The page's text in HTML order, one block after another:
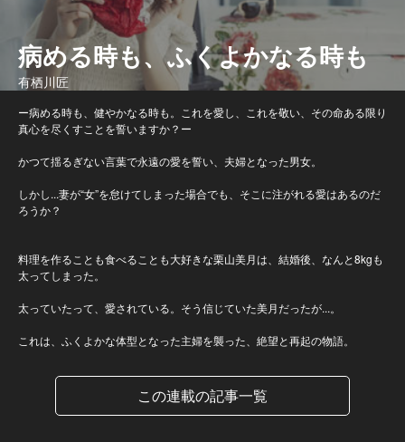
病める時も、ふくよかなる時も
有栖川匠
ー病める時も、健やかなる時も。これを愛し、これを敬い、その命ある限り
真心を尽くすことを誓いますか？ー
かつて揺るぎない言葉で永遠の愛を誓い、夫婦となった男女。
しかし...妻が“女”を怠けてしまった場合でも、そこに注がれる愛はあるのだ
ろうか？
料理を作ることも食べることも大好きな栗山美月は、結婚後、なんと8kgも
太ってしまった。
太っていたって、愛されている。そう信じていた美月だったが...。
これは、ふくよかな体型となった主婦を襲った、絶望と再起の物語。
この連載の記事一覧